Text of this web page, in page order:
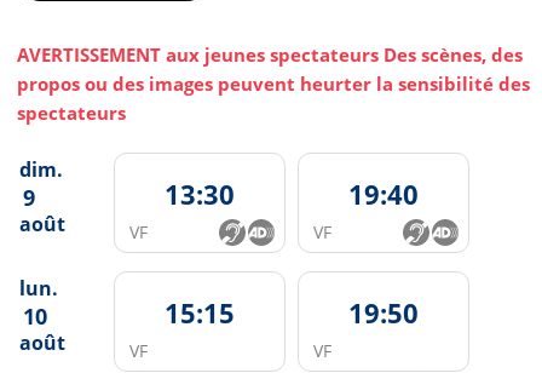
AVERTISSEMENT aux jeunes spectateurs Des scènes, des
propos ou des images peuvent heurter la sensibilité des
spectateurs
dim.
9
août
13:30
VF
19:40
VF
lun.
10
août
15:15
VF
19:50
VF